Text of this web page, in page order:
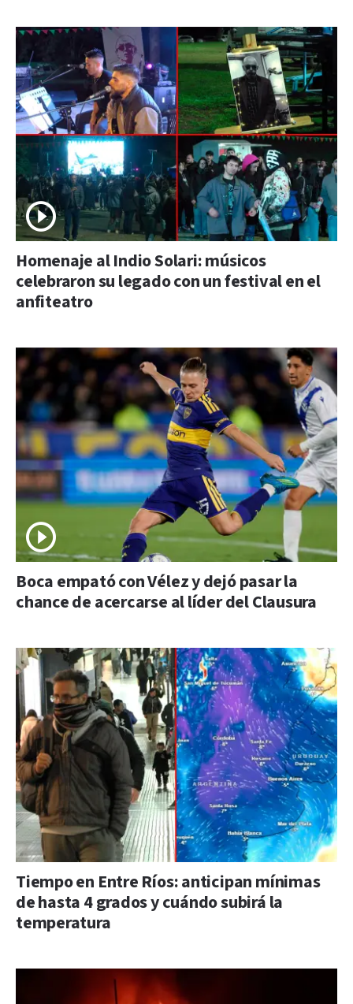
Homenaje al Indio Solari: músicos
celebraron su legado con un festival en el
anfiteatro
Boca empató con Vélez y dejó pasar la
chance de acercarse al líder del Clausura
Tiempo en Entre Ríos: anticipan mínimas
de hasta 4 grados y cuándo subirá la
temperatura